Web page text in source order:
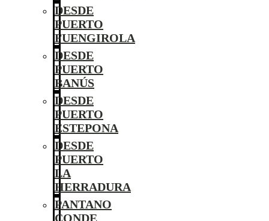
DESDE
PUERTO
FUENGIROLA
DESDE
PUERTO
BANÚS
DESDE
PUERTO
ESTEPONA
DESDE
PUERTO
LA
HERRADURA
PANTANO
CONDE